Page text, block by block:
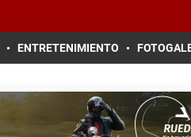
ENTRETENIMIENTO